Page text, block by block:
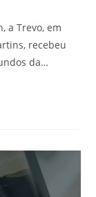
a Trevo, em
recebeu
da…